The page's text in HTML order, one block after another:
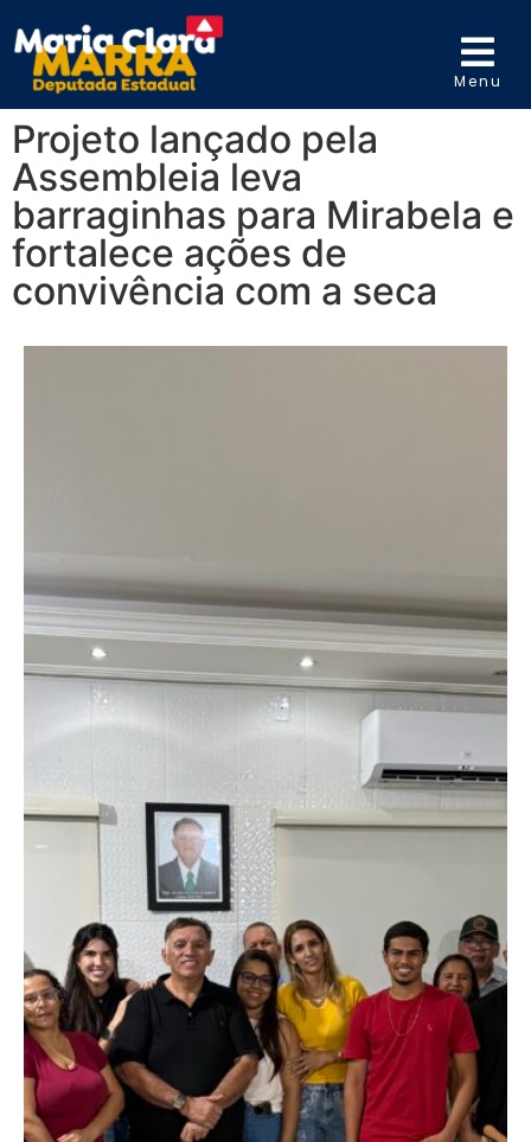
Menu
Projeto lançado pela
Assembleia leva
barraginhas para Mirabela e
fortalece ações de
convivência com a seca